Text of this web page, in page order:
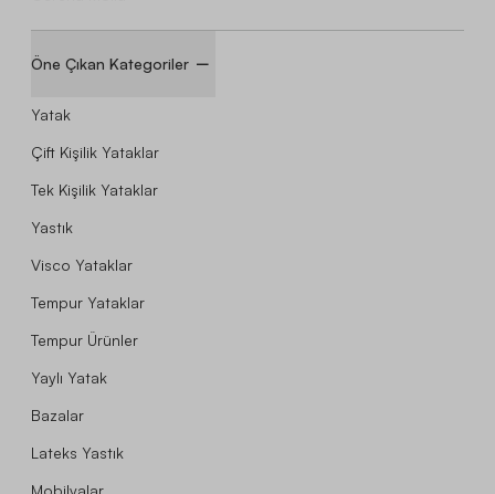
Öne Çıkan Kategoriler
Yatak
Çift Kişilik Yataklar
Tek Kişilik Yataklar
Yastık
Visco Yataklar
Tempur Yataklar
Tempur Ürünler
Yaylı Yatak
Bazalar
Lateks Yastık
Mobilyalar